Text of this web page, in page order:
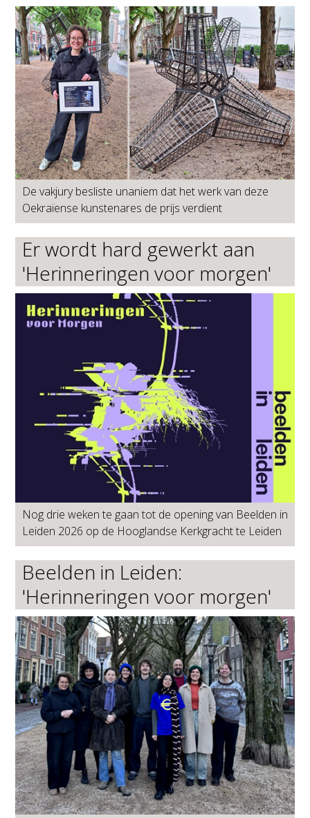
De vakjury besliste unaniem dat het werk van deze
Oekraïense kunstenares de prijs verdient
Er wordt hard gewerkt aan
'Herinneringen voor morgen'
Nog drie weken te gaan tot de opening van Beelden in
Leiden 2026 op de Hooglandse Kerkgracht te Leiden
Beelden in Leiden:
'Herinneringen voor morgen'